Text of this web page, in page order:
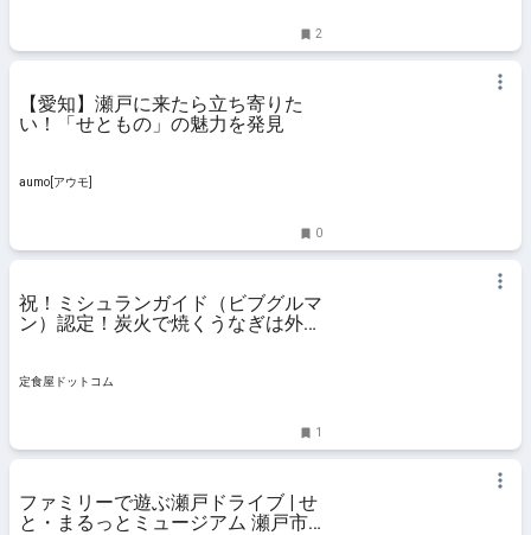
2
【愛知】瀬戸に来たら立ち寄りた
い！「せともの」の魅力を発見
aumo[アウモ]
0
祝！ミシュランガイド（ビブグルマ
ン）認定！炭火で焼くうなぎは外カ
定食屋ドットコム
1
ファミリーで遊ぶ瀬戸ドライブ | せ
と・まるっとミュージアム 瀬戸市